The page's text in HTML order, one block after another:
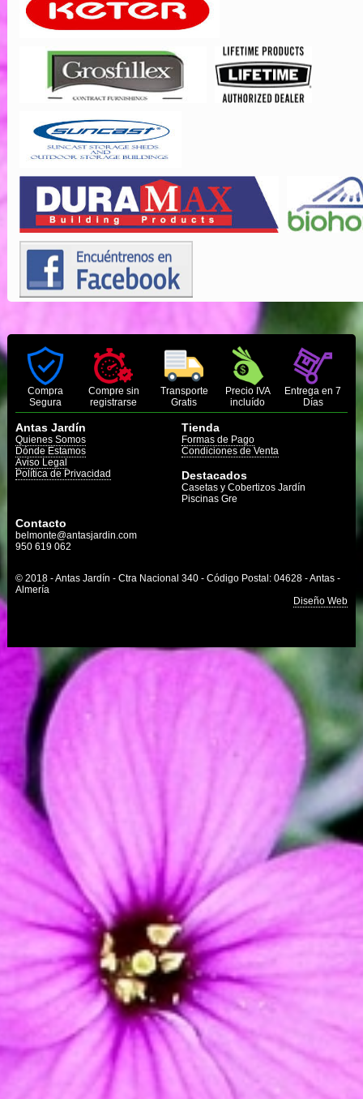
Compra
Segura
Compre sin
registrarse
Transporte
Gratis
Precio IVA
incluído
Entrega en 7
Días
Antas Jardín
Quienes Somos
Dónde Estamos
Aviso Legal
Política de Privacidad
Tienda
Formas de Pago
Condiciones de Venta
Destacados
Casetas y Cobertizos Jardín
Piscinas Gre
Contacto
belmonte@antasjardin.com
950 619 062
© 2018 - Antas Jardín - Ctra Nacional 340 - Código Postal: 04628 - Antas -
Almería
Diseño Web